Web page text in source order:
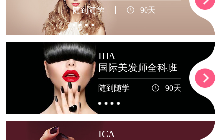
随到随学 90天
IHA
国际美发师全科班
随到随学 90天
ICA